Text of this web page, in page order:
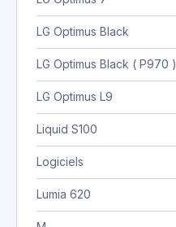
LG Optimus Black
LG Optimus Black ( P970 )
LG Optimus L9
Liquid S100
Logiciels
Lumia 620